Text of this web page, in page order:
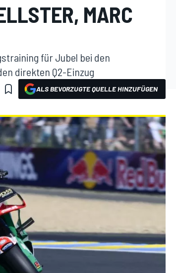
MARC
für Jubel bei den
direkten Q2-Einzug
ALS BEVORZUGTE QUELLE HINZUFÜGEN